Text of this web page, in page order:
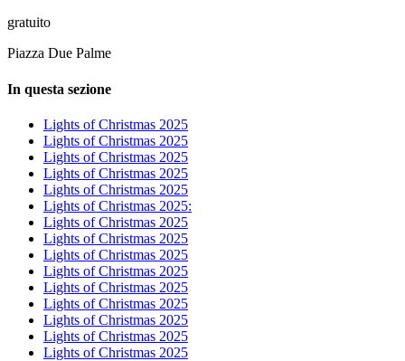
gratuito
Piazza Due Palme
In questa sezione
Lights of Christmas 2025
Lights of Christmas 2025
Lights of Christmas 2025
Lights of Christmas 2025
Lights of Christmas 2025
Lights of Christmas 2025:
Lights of Christmas 2025
Lights of Christmas 2025
Lights of Christmas 2025
Lights of Christmas 2025
Lights of Christmas 2025
Lights of Christmas 2025
Lights of Christmas 2025
Lights of Christmas 2025
Lights of Christmas 2025